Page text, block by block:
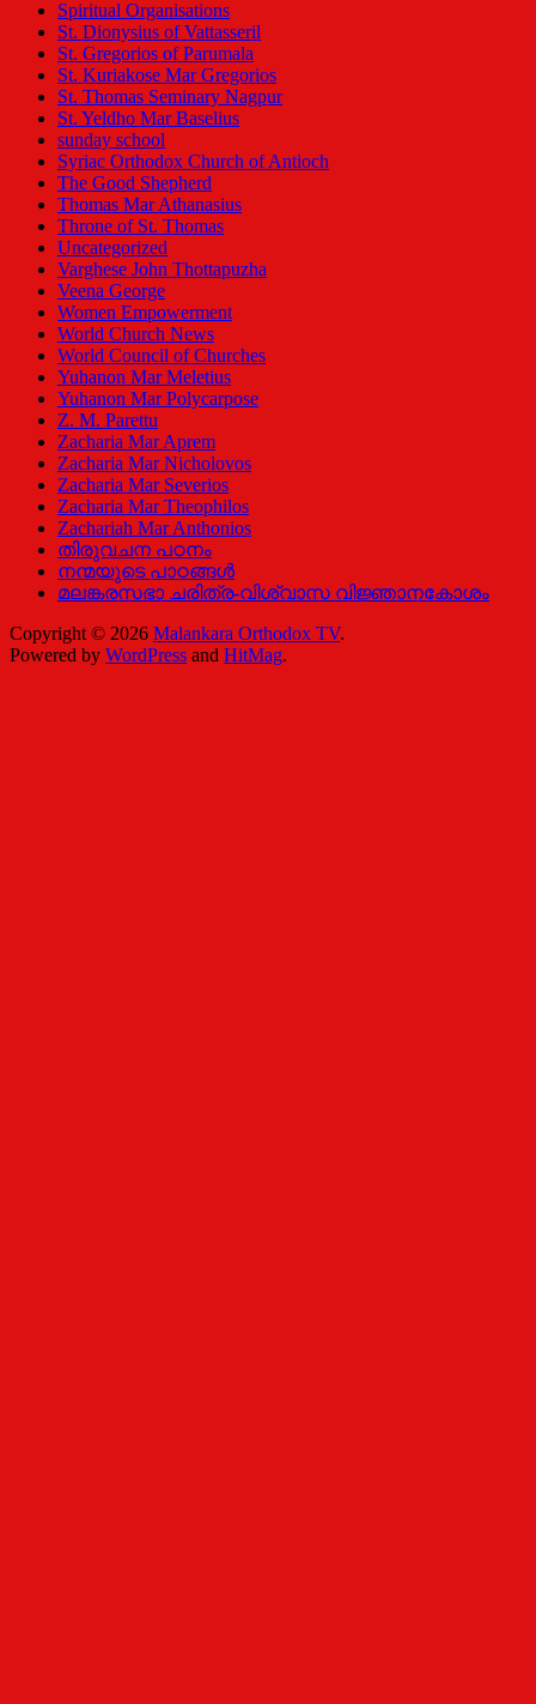
Spiritual Organisations
St. Dionysius of Vattasseril
St. Gregorios of Parumala
St. Kuriakose Mar Gregorios
St. Thomas Seminary Nagpur
St. Yeldho Mar Baselius
sunday school
Syriac Orthodox Church of Antioch
The Good Shepherd
Thomas Mar Athanasius
Throne of St. Thomas
Uncategorized
Varghese John Thottapuzha
Veena George
Women Empowerment
World Church News
World Council of Churches
Yuhanon Mar Meletius
Yuhanon Mar Polycarpose
Z. M. Parettu
Zacharia Mar Aprem
Zacharia Mar Nicholovos
Zacharia Mar Severios
Zacharia Mar Theophilos
Zachariah Mar Anthonios
തിരുവചന പഠനം
നന്മയുടെ പാഠങ്ങള്‍
മലങ്കരസഭാ ചരിത്ര-വിശ്വാസ വിജ്ഞാനകോശം
Copyright © 2026 Malankara Orthodox TV.
Powered by WordPress and HitMag.